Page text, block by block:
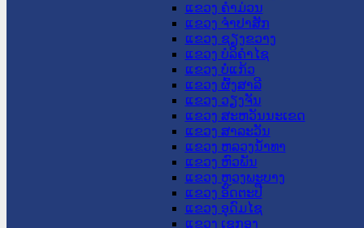
ແຂວງ ຄໍາມ່ວນ
ແຂວງ ຈໍາປາສັກ
ແຂວງ ຊຽງຂວາງ
ແຂວງ ບໍລິຄໍາໄຊ
ແຂວງ ບໍ່ແກ້ວ
ແຂວງ ຜົ້ງສາລີ
ແຂວງ ວຽງຈັນ
ແຂວງ ສະຫວັນນະເຂດ
ແຂວງ ສາລະວັນ
ແຂວງ ຫລວງນໍ້າທາ
ແຂວງ ຫົວພັນ
ແຂວງ ຫຼວງພະບາງ
ແຂວງ ອັດຕະປື
ແຂວງ ອຸດົມໄຊ
ແຂວງ ເຊກອງ